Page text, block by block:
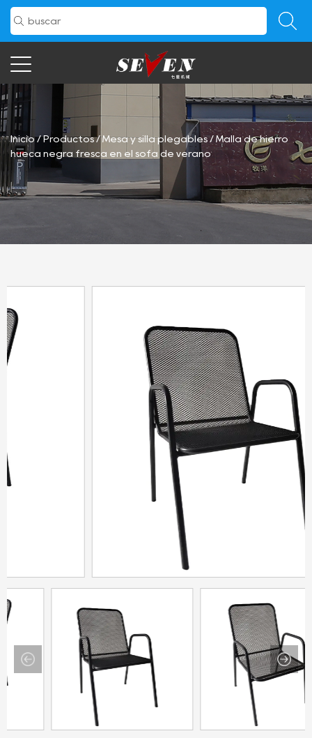
Inicio/Productos/Mesa y silla plegables/ Malla de hierro
hueca negra fresca en el sofá de verano